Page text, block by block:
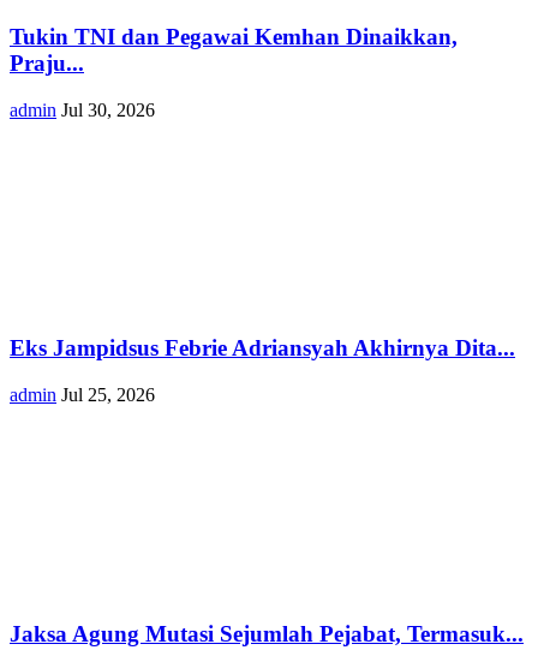
Tukin TNI dan Pegawai Kemhan Dinaikkan,
Praju...
admin Jul 30, 2026
Eks Jampidsus Febrie Adriansyah Akhirnya Dita...
admin Jul 25, 2026
Jaksa Agung Mutasi Sejumlah Pejabat, Termasuk...